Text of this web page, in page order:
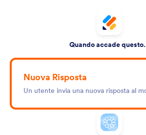
Quando accade
Nuova Risposta
Un utente invia una nuova risposta al